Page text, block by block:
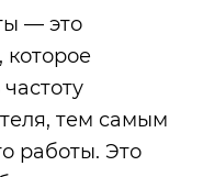
— это
которое
тем самым
работы. Это